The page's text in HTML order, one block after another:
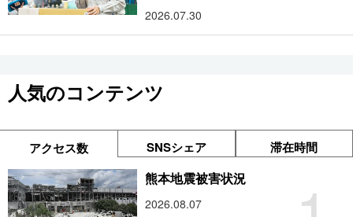
2026.07.30
人気のコンテンツ
アクセス数 SNSシェア 滞在時間
熊本地震被害状況
2026.08.07